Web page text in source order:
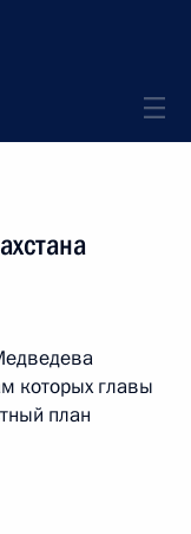
которых главы
план